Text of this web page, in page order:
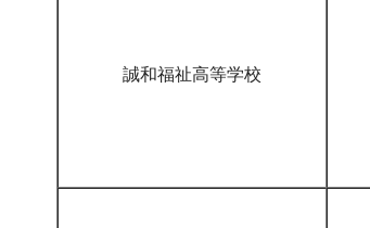
誠和福祉高等学校